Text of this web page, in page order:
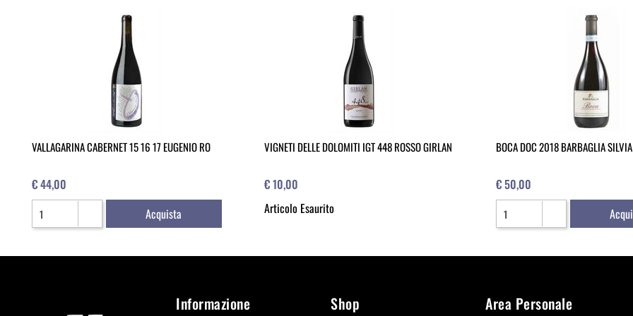
VALLAGARINA CABERNET 15 16 17 EUGENIO RO
€ 44,00
Quantità
Acquista
VIGNETI DELLE DOLOMITI IGT 448 ROSSO GIRLAN
€ 10,00
Articolo Esaurito
BOCA DOC 2018 BARBAGLIA SILVIA
€ 50,00
Quantità
Informazione Shop Area Personale